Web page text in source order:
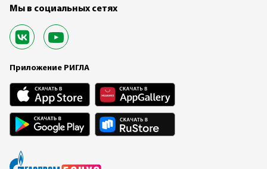
Мы в социальных сетях
Приложение РИГЛА